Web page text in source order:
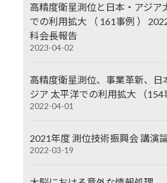
高精度衛星測位と日本・アジア
での利用拡大 （ 161事例 ）
科会長報告
2023-04-02
高精度衛星測位、事業革新、日
ジア 太平洋での利用拡大 （154
2022-04-01
2021年度 測位技術振興会 講演
2022-03-19